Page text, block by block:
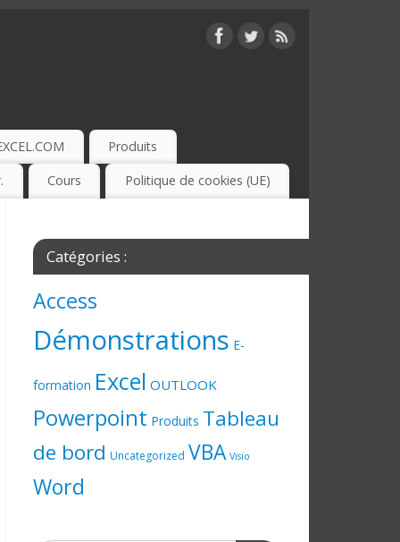
Produits
Cours Politique de cookies (UE)
Catégories :
Access
Démonstrations E-
formation Excel OUTLOOK
Powerpoint Produits Tableau
de bord Uncategorized VBA Visio
Word